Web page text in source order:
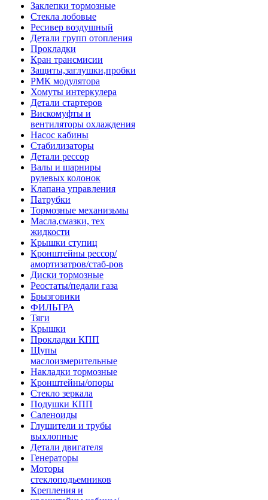
Заклепки тормозные
Стекла лобовые
Ресивер воздушный
Детали групп отопления
Прокладки
Кран трансмисии
Защиты,заглушки,пробки
РМК модулятора
Хомуты интеркулера
Детали стартеров
Вискомуфты и
вентиляторы охлаждения
Насос кабины
Стабилизаторы
Детали рессор
Валы и шарниры
рулевых колонок
Клапана управления
Патрубки
Тормозные механизьмы
Масла,смазки, тех
жидкости
Крышки ступиц
Кронштейны рессор/
амортизатров/стаб-ров
Диски тормозные
Реостаты/педали газа
Брызговики
ФИЛЬТРА
Тяги
Крышки
Прокладки КПП
Щупы
маслоизмерительные
Накладки тормозные
Кронштейны/опоры
Стекло зеркала
Подушки КПП
Саленоиды
Глушители и трубы
выхлопные
Детали двигателя
Генераторы
Моторы
стеклоподьемников
Крепления и